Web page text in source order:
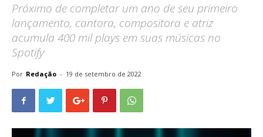
Próximo de completar um ano de seu primeiro
lançamento, cantora, compositora e atriz
acumula 400 mil plays em suas músicas no
Spotify
Por Redação - 19 de setembro de 2022